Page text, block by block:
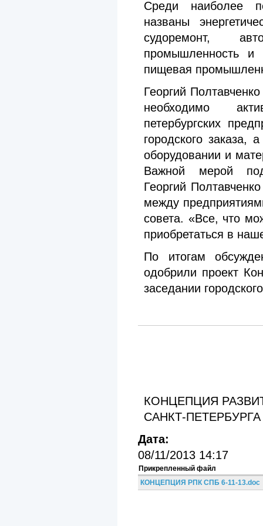
Среди наиболее
названы
судоремонт,
промышленность и
пищевая
Георгий
необходимо
петербургских
городского заказа,
оборудовании и
Важной мерой
Георгий
между
совета. «Все, что
приобретаться в
По итогам
одобрили проект
заседании
КОНЦЕПЦИЯ
САНКТ-ПЕТЕРБУРГА
Дата:
08/11/2013 14:17
Прикрепленный файл
КОНЦЕПЦИЯ РПК СПБ 6-11-13.doc